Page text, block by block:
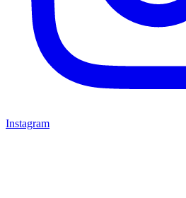
Instagram